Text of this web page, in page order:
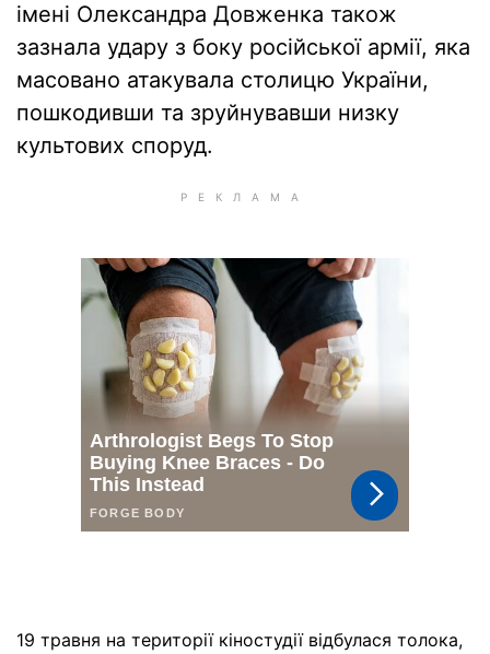
імені Олександра Довженка також
зазнала удару з боку російської армії, яка
масовано атакувала столицю України,
пошкодивши та зруйнувавши низку
культових споруд.
19 травня на території кіностудії відбулася толока,